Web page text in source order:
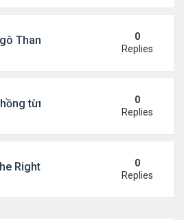
Thanh Vân dễ thương trong tiệc
0
Replies
từng ngạc nhiên vì tôi luôn trả
0
Replies
Right Retail POS Matter?0
Replies